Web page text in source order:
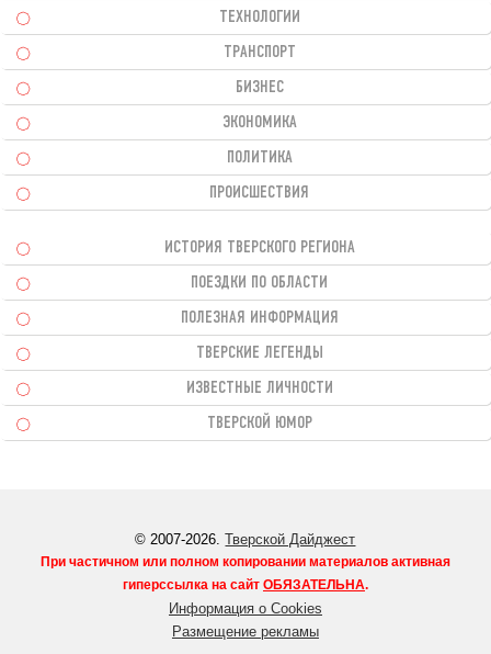
ТЕХНОЛОГИИ
ТРАНСПОРТ
БИЗНЕС
ЭКОНОМИКА
ПОЛИТИКА
ПРОИСШЕСТВИЯ
ИСТОРИЯ ТВЕРСКОГО РЕГИОНА
ПОЕЗДКИ ПО ОБЛАСТИ
ПОЛЕЗНАЯ ИНФОРМАЦИЯ
ТВЕРСКИЕ ЛЕГЕНДЫ
ИЗВЕСТНЫЕ ЛИЧНОСТИ
ТВЕРСКОЙ ЮМОР
© 2007-2026.Тверской Дайджест
При частичном или полном копировании материалов активная
гиперссылка на сайт ОБЯЗАТЕЛЬНА.
Информация о Cookies
Размещение рекламы